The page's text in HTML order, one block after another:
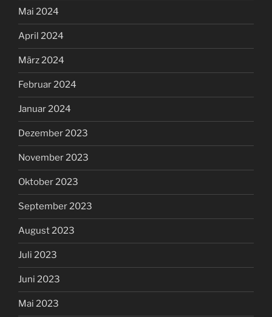
Mai 2024
April 2024
März 2024
Februar 2024
Januar 2024
Dezember 2023
November 2023
Oktober 2023
September 2023
August 2023
Juli 2023
Juni 2023
Mai 2023